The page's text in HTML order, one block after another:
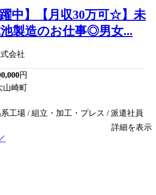
躍中】【月収30万可☆】未
製造のお仕事◎男女...
会社
円
山崎町
工場 / 組立・加工・プレス / 派遣社員
詳細を表示